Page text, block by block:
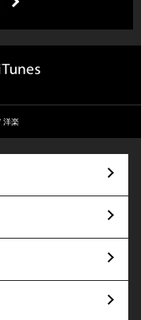
洋楽